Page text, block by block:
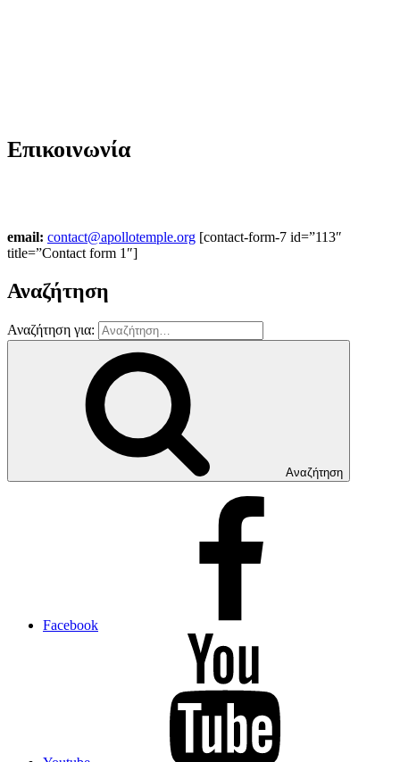
Επικοινωνία
email: contact@apollotemple.org [contact-form-7 id=”113″
title=”Contact form 1″]
Αναζήτηση
Αναζήτηση για:
Αναζήτηση
Facebook